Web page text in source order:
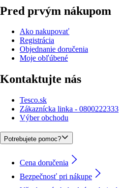
Pred prvým nákupom
Ako nakupovať
Registrácia
Objednanie doručenia
Moje obľúbené
Kontaktujte nás
Tesco.sk
Zákaznícka linka - 0800222333
Výber obchodu
Potrebujete pomoc?
Cena doručenia
Bezpečnosť pri nákupe